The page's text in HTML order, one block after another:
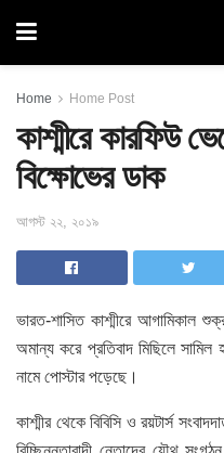
Home Home Post
কাশ্মীরে কারফিউ
বিক্ষোভের ডাক
আগস্ট ২২, ২০১৯
ভারত-শাসিত কাশ্মীরে আগামিকাল
অমান্য করে প্রতিবাদ মিছিলে সামিল
নামে পোস্টার পড়েছে।
কাশ্মীর থেকে বিবিসি ও রয়টার্স